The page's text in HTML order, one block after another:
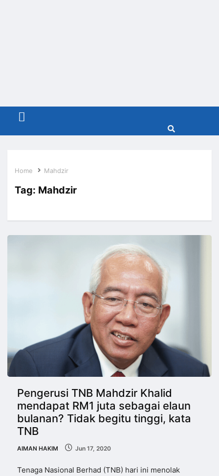
Menu
Home Mahdzir
Tag: Mahdzir
Pengerusi TNB Mahdzir Khalid
mendapat RM1 juta sebagai elaun
bulanan? Tidak begitu tinggi, kata
TNB
AIMAN HAKIM Jun 17, 2020
Tenaga Nasional Berhad (TNB) hari ini menolak